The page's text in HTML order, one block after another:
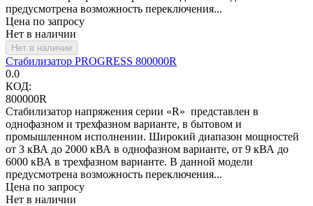
предусмотрена возможность переключения...
Цена по запросу
Нет в наличии
Нет в наличии
Стабилизатор PROGRESS 800000R
0.0
КОД:
800000R
Стабилизатор напряжения серии «R» представлен в
однофазном и трехфазном варианте, в бытовом и
промышленном исполнении. Широкий диапазон мощностей
от 3 кВА до 2000 кВА в однофазном варианте, от 9 кВА до
6000 кВА в трехфазном варианте. В данной модели
предусмотрена возможность переключения...
Цена по запросу
Нет в наличии